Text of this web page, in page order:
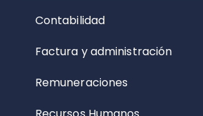
Contabilidad
Factura y administración
Remuneraciones